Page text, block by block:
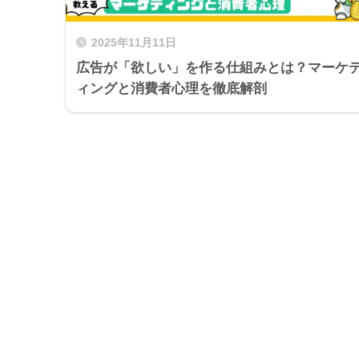
2025年11月11日
広告が「欲しい」を作る仕組みとは？マーケ
ィングと消費者心理を徹底解剖